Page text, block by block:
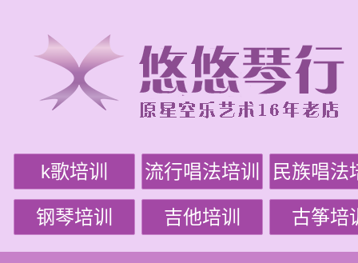
k歌培训 流行唱法培训 民族唱法
钢琴培训 吉他培训 古筝培